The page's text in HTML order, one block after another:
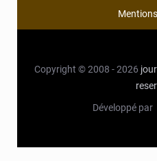
Copyright © 2008 - 2026
Développé par